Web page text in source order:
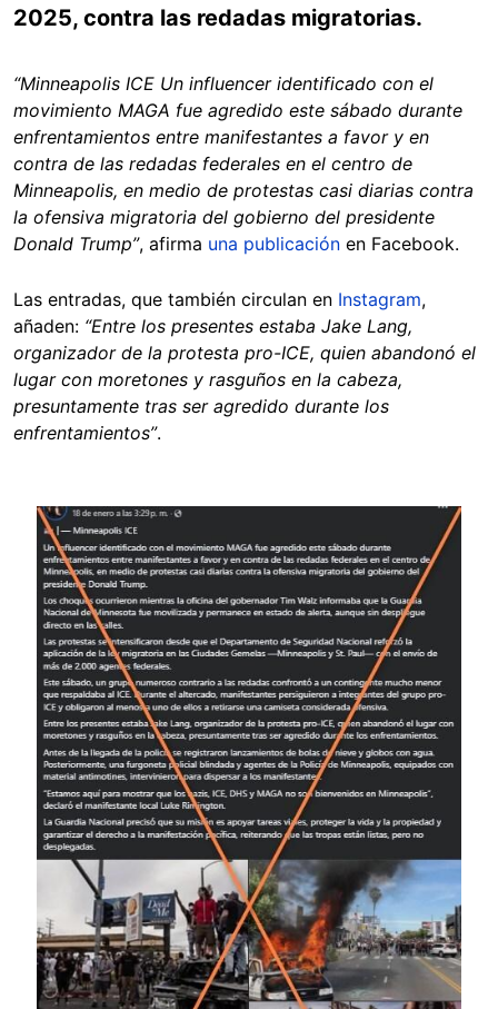
2025, contra las redadas migratorias.
“Minneapolis ICE Un influencer identificado con el
movimiento MAGA fue agredido este sábado durante
enfrentamientos entre manifestantes a favor y en
contra de las redadas federales en el centro de
Minneapolis, en medio de protestas casi diarias contra
la ofensiva migratoria del gobierno del presidente
Donald Trump”, afirma una publicación en Facebook.
Las entradas, que también circulan en Instagram,
añaden: “Entre los presentes estaba Jake Lang,
organizador de la protesta pro-ICE, quien abandonó el
lugar con moretones y rasguños en la cabeza,
presuntamente tras ser agredido durante los
enfrentamientos”.
Image